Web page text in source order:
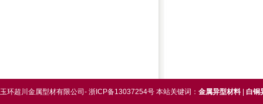
玉环超川金属型材有限公司- 浙ICP备13037254号 本站关键词： 金属异型材料 白铜